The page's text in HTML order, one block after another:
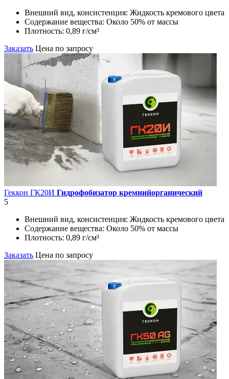
Внешний вид, консистенция: Жидкость кремового цвета
Содержание вещества: Около 50% от массы
Плотность: 0,89 г/см³
Заказать Цена по запросу
Геккон ГК20И Гидрофобизатор кремнийорганический
5
Внешний вид, консистенция: Жидкость кремового цвета
Содержание вещества: Около 50% от массы
Плотность: 0,89 г/см³
Заказать Цена по запросу